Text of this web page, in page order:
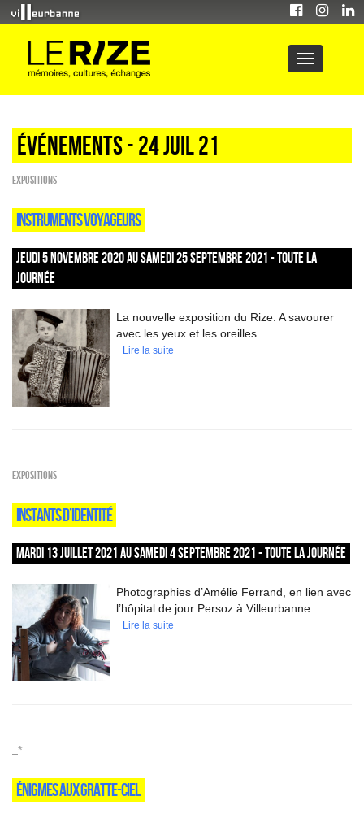
Événements - 24 Juil 21
EXPOSITIONS
INSTRUMENTS VOYAGEURS
JEUDI 5 NOVEMBRE 2020 AU SAMEDI 25 SEPTEMBRE 2021 - TOUTE LA
JOURNÉE
La nouvelle exposition du Rize. A savourer
avec les yeux et les oreilles...
Lire la suite
EXPOSITIONS
INSTANTS D’IDENTITÉ
MARDI 13 JUILLET 2021 AU SAMEDI 4 SEPTEMBRE 2021 - TOUTE LA JOURNÉE
Photographies d’Amélie Ferrand, en lien avec
l’hôpital de jour Persoz à Villeurbanne
Lire la suite
_*
ÉNIGMES AUX GRATTE-CIEL